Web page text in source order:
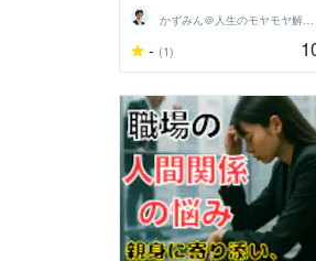
かずみん＠人生のモヤモヤ解消アドバイザー
- (1)